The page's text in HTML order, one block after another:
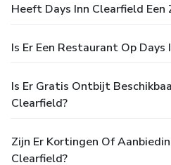
Heeft Days Inn Clearfield Een
Is Er Een Restaurant Op Days
Is Er Gratis Ontbijt
Clearfield?
Zijn Er Kortingen Of
Clearfield?